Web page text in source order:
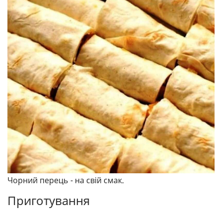
Чорний перець - на свій смак.
Приготування